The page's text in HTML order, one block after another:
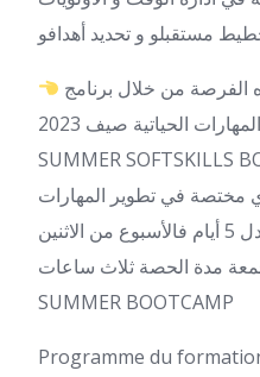
مستقبلو و تحديد أهدافو
الحياتية صيف 2023
SUMMER SOFTSKILLS
مختصة في تطوير المهارات
تدوم الدورة 5 أسابيع بمعدل 5 أيام فالأسبوع من الاثنين
SUMMER BOOTCAMP
Programme du